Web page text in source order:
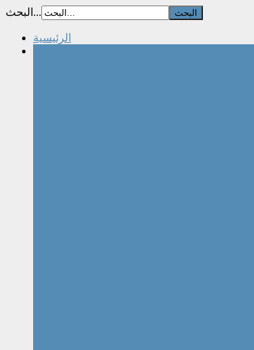
البحث...
الرئيسية